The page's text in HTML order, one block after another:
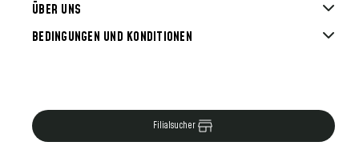
ÜBER UNS
Filialsucher
BEDINGUNGEN UND KONDITIONEN